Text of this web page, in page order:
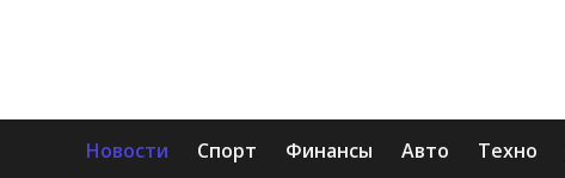
Новости Спорт Финансы Авто Техно